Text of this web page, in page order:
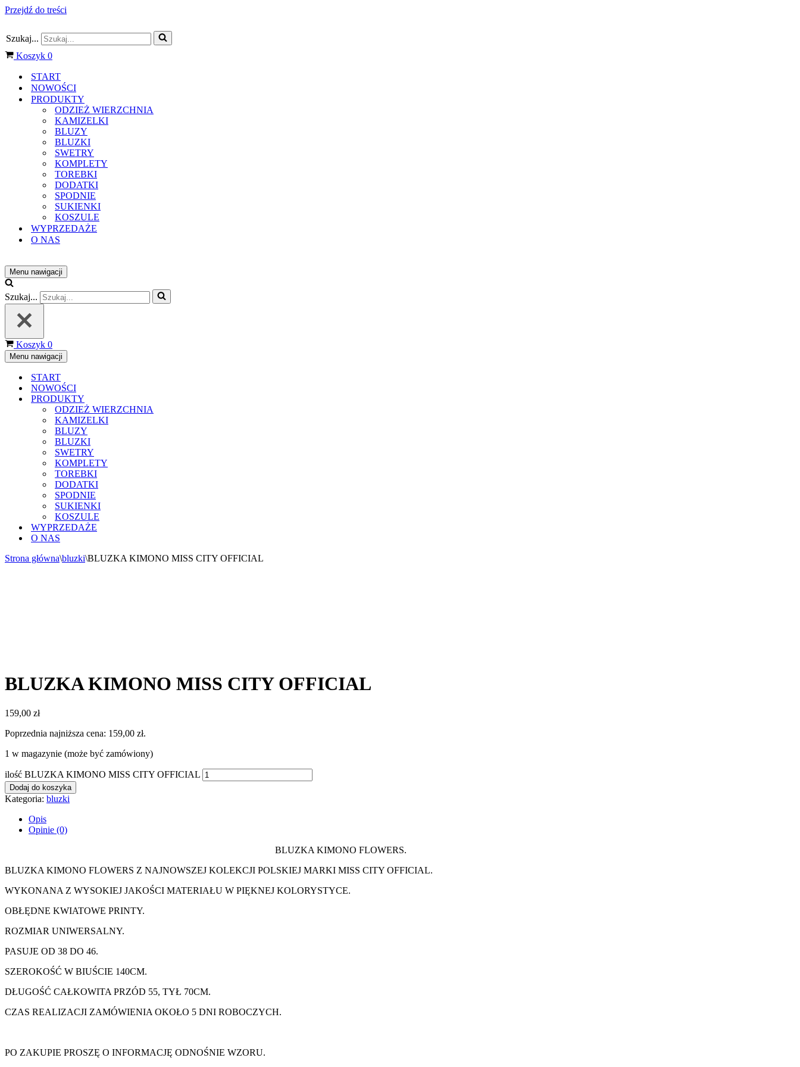
Przejdź do treści
Szukaj...
Koszyk 0
START
NOWOŚCI
PRODUKTY
ODZIEŻ WIERZCHNIA
KAMIZELKI
BLUZY
BLUZKI
SWETRY
KOMPLETY
TOREBKI
DODATKI
SPODNIE
SUKIENKI
KOSZULE
WYPRZEDAŻE
O NAS
Menu nawigacji
Szukaj...
Koszyk 0
Menu nawigacji
START
NOWOŚCI
PRODUKTY
ODZIEŻ WIERZCHNIA
KAMIZELKI
BLUZY
BLUZKI
SWETRY
KOMPLETY
TOREBKI
DODATKI
SPODNIE
SUKIENKI
KOSZULE
WYPRZEDAŻE
O NAS
Strona główna\bluzki\BLUZKA KIMONO MISS CITY OFFICIAL
BLUZKA KIMONO MISS CITY OFFICIAL
159,00 zł
Poprzednia najniższa cena: 159,00 zł.
1 w magazynie (może być zamówiony)
ilość BLUZKA KIMONO MISS CITY OFFICIAL
Dodaj do koszyka
Kategoria: bluzki
Opis
Opinie (0)
BLUZKA KIMONO FLOWERS.
BLUZKA KIMONO FLOWERS Z NAJNOWSZEJ KOLEKCJI POLSKIEJ MARKI MISS CITY OFFICIAL.
WYKONANA Z WYSOKIEJ JAKOŚCI MATERIAŁU W PIĘKNEJ KOLORYSTYCE.
OBŁĘDNE KWIATOWE PRINTY.
ROZMIAR UNIWERSALNY.
PASUJE OD 38 DO 46.
SZEROKOŚĆ W BIUŚCIE 140CM.
DŁUGOŚĆ CAŁKOWITA PRZÓD 55, TYŁ 70CM.
CZAS REALIZACJI ZAMÓWIENIA OKOŁO 5 DNI ROBOCZYCH.
PO ZAKUPIE PROSZĘ O INFORMACJĘ ODNOŚNIE WZORU.